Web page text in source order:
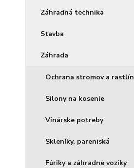
Záhradná technika
Stavba
Záhrada
Ochrana stromov a rastlín
Silony na kosenie
Vinárske potreby
Skleníky, pareniská
Fúriky a záhradné vozíky